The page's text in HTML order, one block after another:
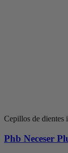
Cepillos de dientes
Phb Neceser